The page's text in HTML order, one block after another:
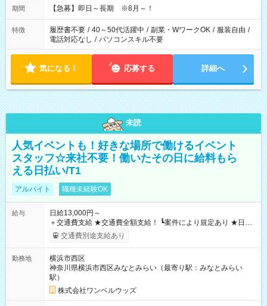
期間 【急募】即日～長期 ※8月～！
特徴 履歴書不要 / 40～50代活躍中 / 副業・WワークOK / 服装自由 /
電話対応なし / パソコンスキル不要
気になる！ 応募する 詳細へ
未読
人気イベントも！好きな場所で働けるイベント
スタッフ☆来社不要！働いたその日に給料もら
える日払い/T1
アルバイト 職種未経験OK
給与
日給13,000円～
＋交通費支給 ★交通費全額支給！ ┗案件により規定あり ★日払
いOK！（規定あり） ┗働いたその日に現金GET♪ お仕事後はコ
ンビニATMから 日払い分を引き落とせます！ 【試用期間】試
交通費別途支給あり
勤務地
横浜市西区
神奈川県横浜市西区みなとみらい（最寄り駅：みなとみらい
駅）
株式会社ワンベルウッズ